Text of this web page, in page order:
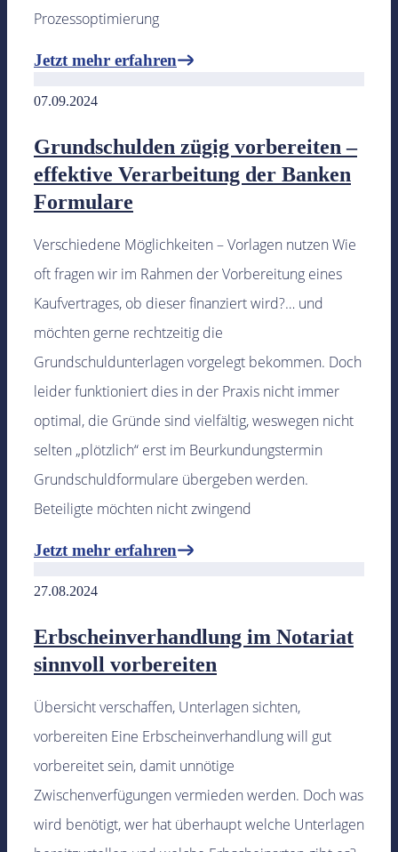
Prozessoptimierung
Jetzt mehr erfahren
07.09.2024
Grundschulden zügig vorbereiten –
effektive Verarbeitung der Banken
Formulare
Verschiedene Möglichkeiten – Vorlagen nutzen Wie
oft fragen wir im Rahmen der Vorbereitung eines
Kaufvertrages, ob dieser finanziert wird?… und
möchten gerne rechtzeitig die
Grundschuldunterlagen vorgelegt bekommen. Doch
leider funktioniert dies in der Praxis nicht immer
optimal, die Gründe sind vielfältig, weswegen nicht
selten „plötzlich“ erst im Beurkundungstermin
Grundschuldformulare übergeben werden.
Beteiligte möchten nicht zwingend
Jetzt mehr erfahren
27.08.2024
Erbscheinverhandlung im Notariat
sinnvoll vorbereiten
Übersicht verschaffen, Unterlagen sichten,
vorbereiten Eine Erbscheinverhandlung will gut
vorbereitet sein, damit unnötige
Zwischenverfügungen vermieden werden. Doch was
wird benötigt, wer hat überhaupt welche Unterlagen